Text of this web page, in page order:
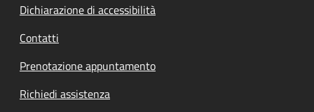
Dichiarazione di accessibilità
Contatti
Prenotazione appuntamento
Richiedi assistenza